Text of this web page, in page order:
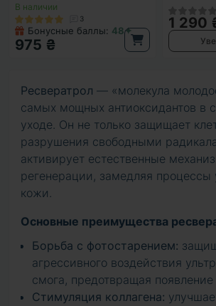
В наличии
3
Бонусные баллы: 48✦
975 ₴
1 290
Ресвератрол — «молекула
самых мощных антиоксидантов в
уходе. Он не только защищает
разрушения свободными
активирует естественные
регенерации, замедляя процессы
кожи.
Основные преимущества
Борьба с фотостарением:
агрессивного воздействия
смога, предотвращая
Стимуляция коллагена: